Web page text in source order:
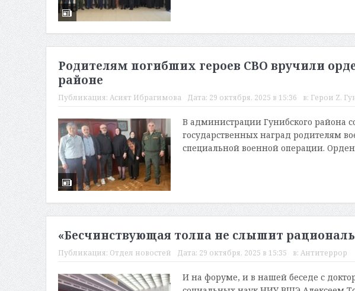
Родителям погибших героев СВО вручили
районе
Публикация: Асият Ибрагимова Дата: 29 октября, 2025 в 15:36 в: Герои Z,
В администрации Гунибского района
государственных наград родителям
специальной военной операции.
«Бесчинствующая толпа не слышит
Публикация: Отдел новостей Дата: 29 октября, 2025 в 15:35 в: Антитеррор
И на форуме, и в нашей беседе с